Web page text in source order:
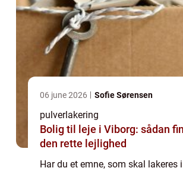
06 june 2026 Sofie Sørensen
pulverlakering
Bolig til leje i Viborg: sådan
den rette lejlighed
Har du et emne, som skal lakeres